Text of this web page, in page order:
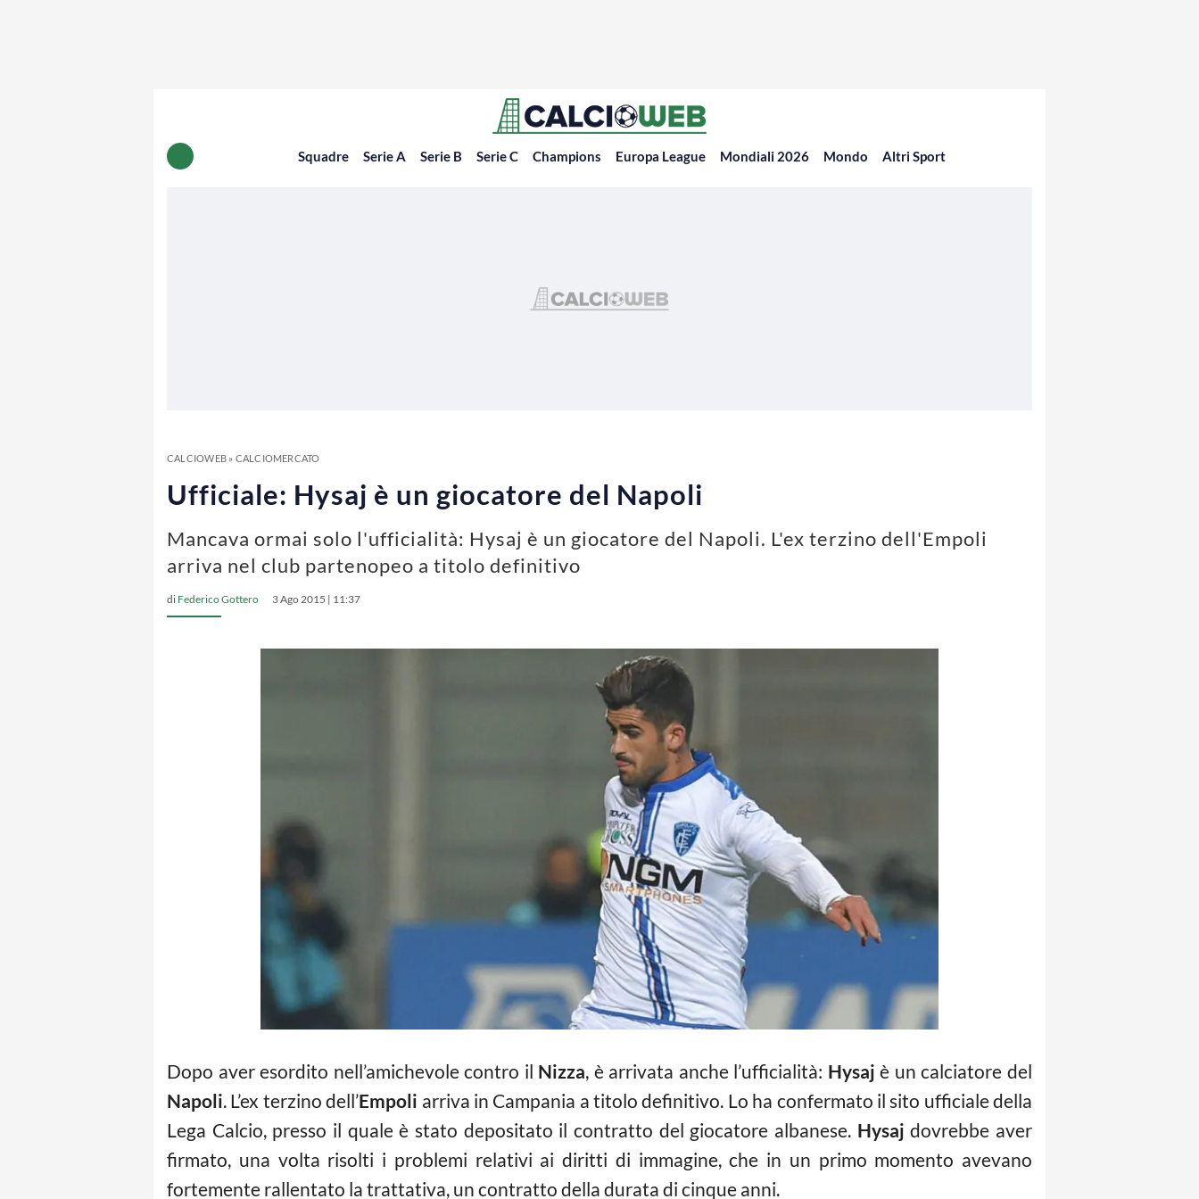
Squadre Serie A Serie B Serie C Champions Europa League Mondiali 2026 Mondo Altri Sport
CALCIOWEB» CALCIOMERCATO
Ufficiale: Hysaj è un giocatore del Napoli
Mancava ormai solo l'ufficialità: Hysaj è un giocatore del Napoli. L'ex terzino dell'Empoli
arriva nel club partenopeo a titolo definitivo
di Federico Gottero 3 Ago 2015 | 11:37
Dopo aver esordito nell’amichevole contro il Nizza, è arrivata anche l’ufficialità: Hysaj è un calciatore del
Napoli. L’ex terzino dell’Empoli arriva in Campania a titolo definitivo. Lo ha confermato il sito ufficiale della
Lega Calcio, presso il quale è stato depositato il contratto del giocatore albanese. Hysajdovrebbe aver
firmato, una volta risolti i problemi relativi ai diritti di immagine, che in un primo momento avevano
fortemente rallentato la trattativa, un contratto della durata di cinque anni.